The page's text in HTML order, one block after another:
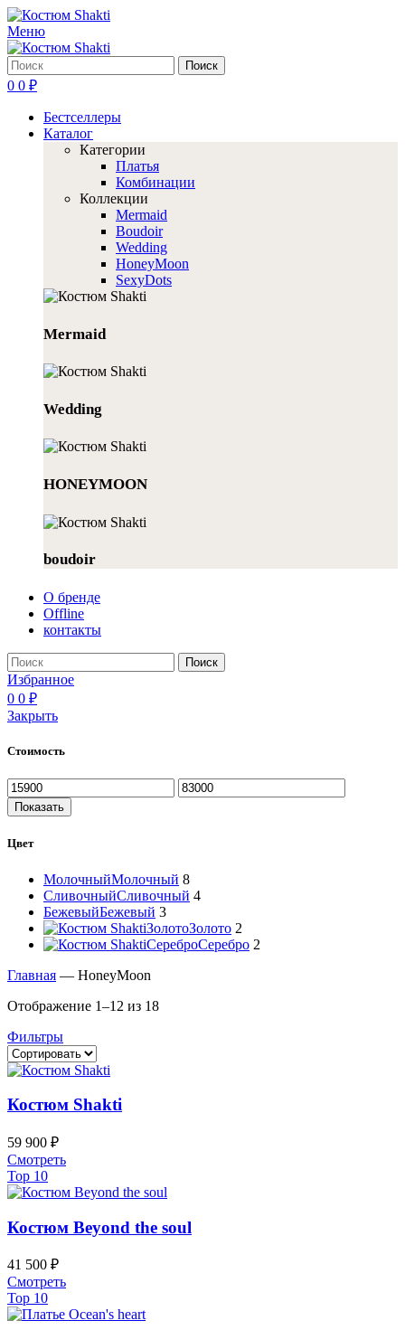
Меню
Поиск
0 0 ₽
Бестселлеры
Каталог
Категории
Платья
Комбинации
Коллекции
Mermaid
Boudoir
Wedding
HoneyMoon
SexyDots
Mermaid
Wedding
HONEYMOON
boudoir
О бренде
Offline
контакты
Поиск
Избранное
0 0 ₽
Закрыть
Стоимость
Минимальная
цена
Максимальная
цена
Показать
Цвет
МолочныйМолочный 8
СливочныйСливочный 4
БежевыйБежевый 3
ЗолотоЗолото 2
СереброСеребро 2
Главная — HoneyMoon
Отображение 1–12 из 18
Фильтры
Костюм Shakti
59 900 ₽
СмотретьЭтот
имеет
вариаций.
Опции
на
товара.
Top 10
Костюм Beyond the soul
41 500 ₽
СмотретьЭтот
имеет
Top 10